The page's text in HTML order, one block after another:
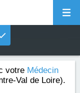
votre Médecin
Val de Loire).